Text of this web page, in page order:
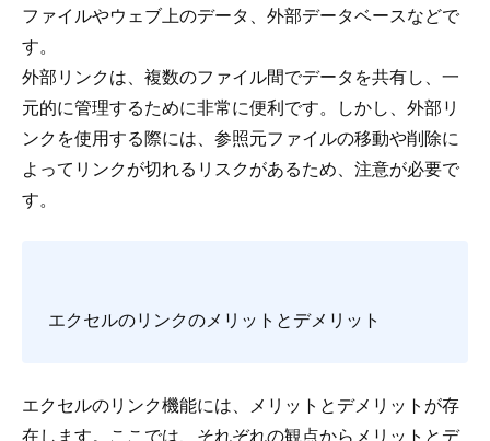
ファイルやウェブ上のデータ、外部データベースなどで
す。
外部リンクは、複数のファイル間でデータを共有し、一
元的に管理するために非常に便利です。しかし、外部リ
ンクを使用する際には、参照元ファイルの移動や削除に
よってリンクが切れるリスクがあるため、注意が必要で
す。
エクセルのリンクのメリットとデメリット
エクセルのリンク機能には、メリットとデメリットが存
在します。ここでは、それぞれの観点からメリットとデ